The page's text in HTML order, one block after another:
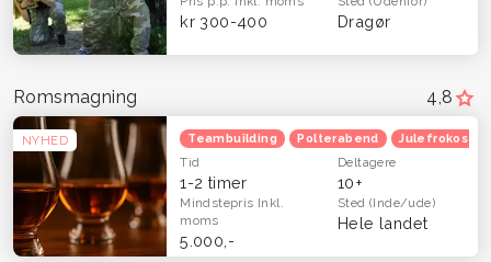
kr 300-400 Dragør
4,8
NYHED
Romsmagning
Teambuilding Polterabend Julefrokost
Tid
1-2 timer
Deltagere
10+
Mindstepris Inkl.
moms
5.000,-
Sted(Inde/ude)
Hele landet